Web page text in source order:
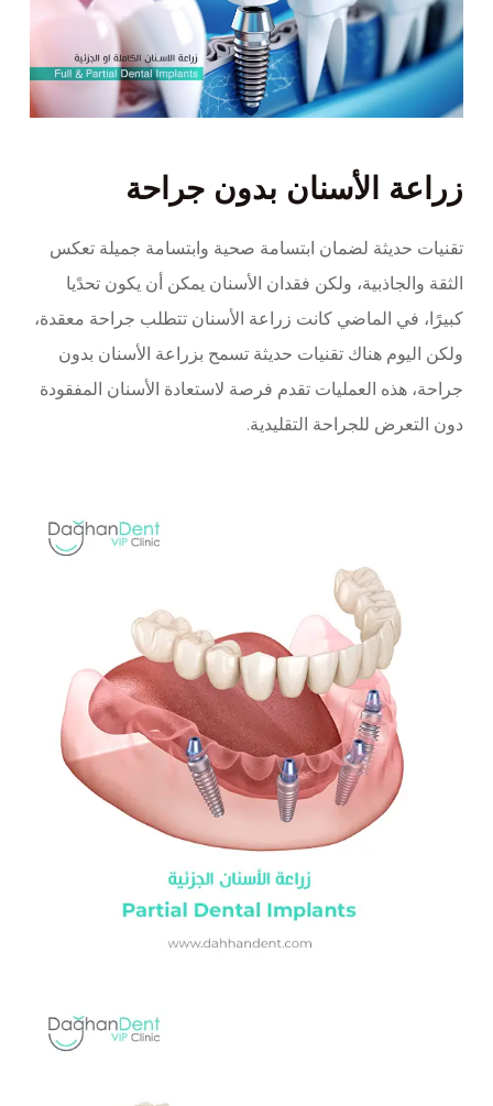
زراعة الأسنان بدون جراحة
تقنيات حديثة لضمان ابتسامة صحية وابتسامة جميلة تعكس
الثقة والجاذبية، ولكن فقدان الأسنان يمكن أن يكون تحدًيا
كبيرًا، في الماضي كانت زراعة الأسنان تتطلب جراحة معقدة،
ولكن اليوم هناك تقنيات حديثة تسمح بزراعة الأسنان بدون
جراحة، هذه العمليات تقدم فرصة لاستعادة الأسنان المفقودة
دون التعرض للجراحة التقليدية.